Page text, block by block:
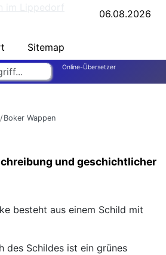
Online-Übersetzer
Sitemap
06.08.2026
Boker Wappen
und geschichtlicher
besteht aus einem Schild mit
des Schildes ist ein grünes